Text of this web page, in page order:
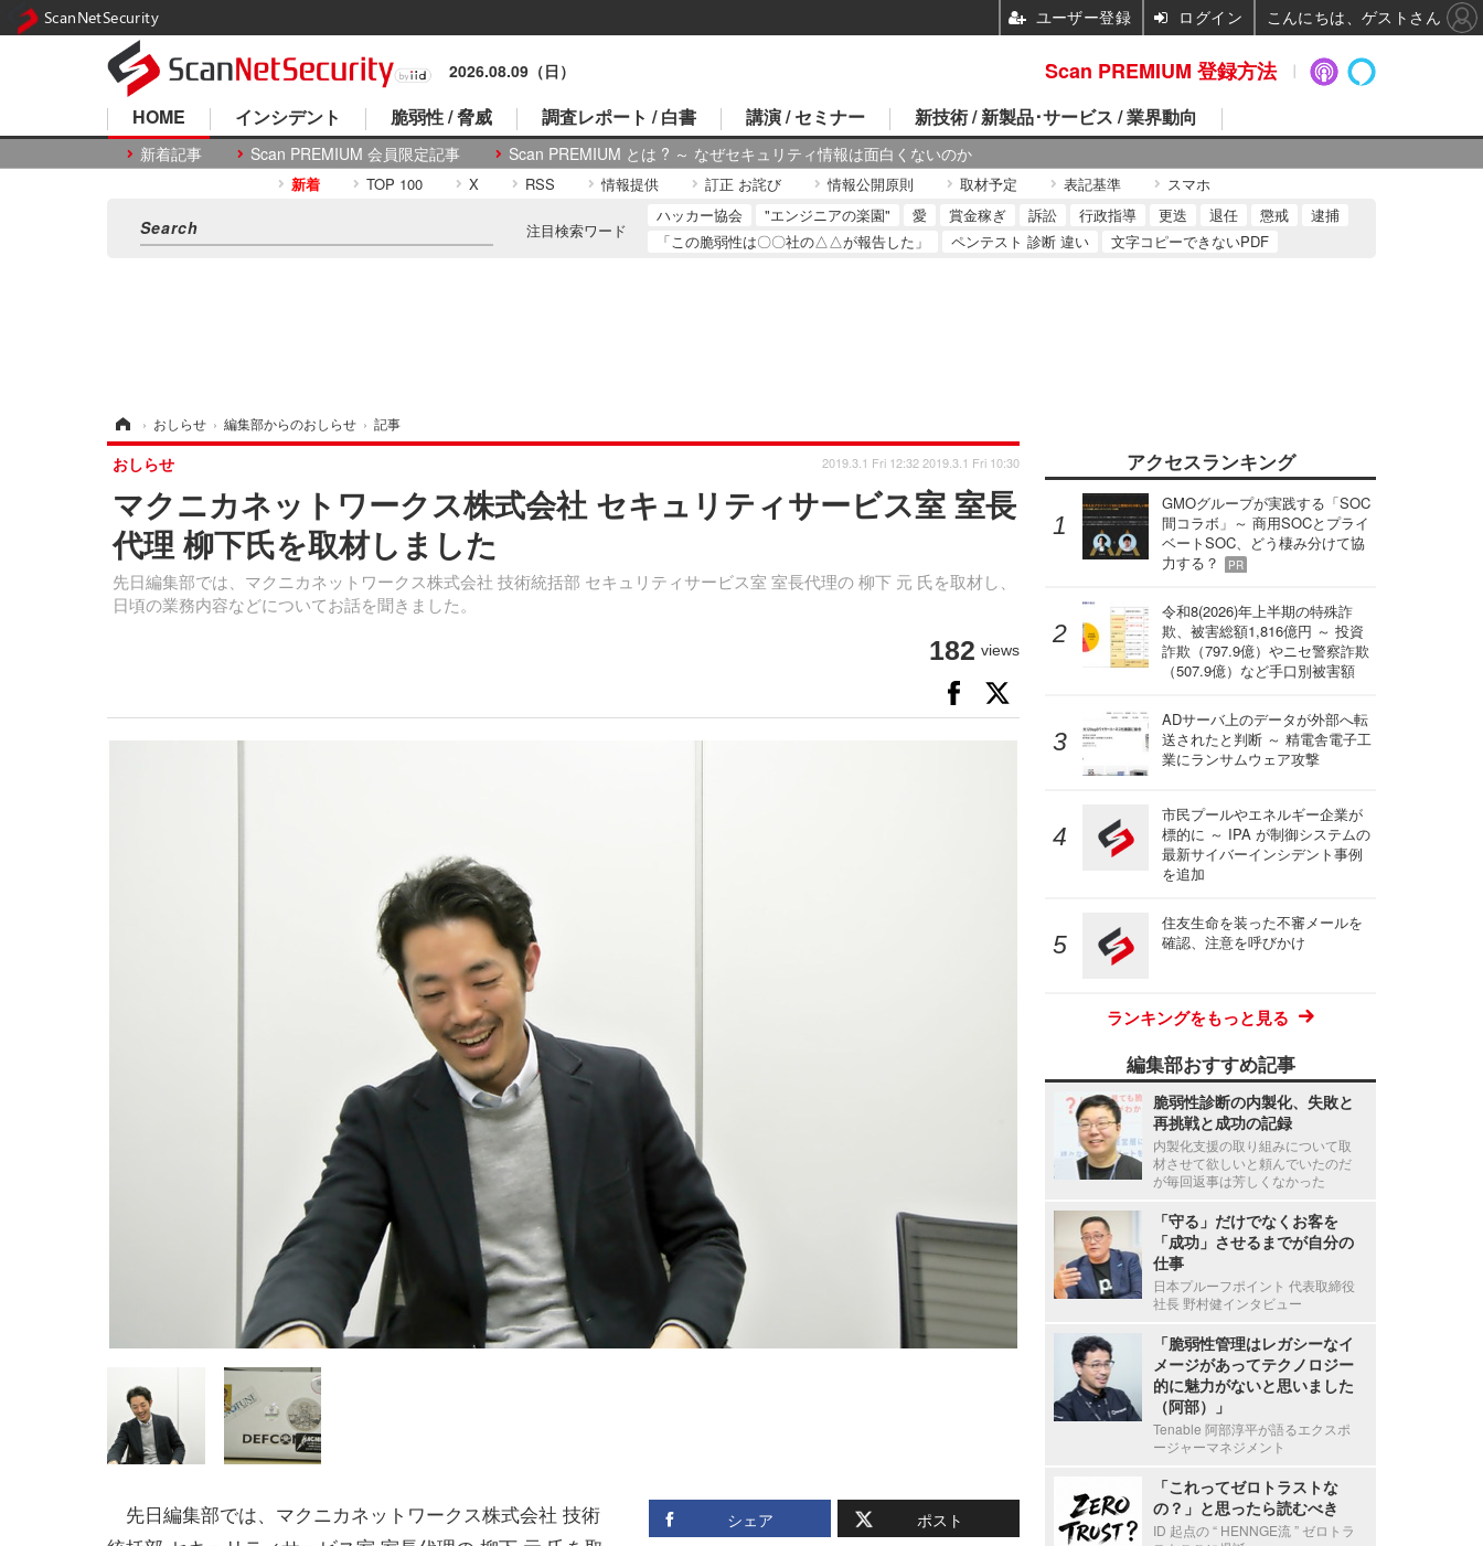
2026.08.09（日）
HOME
新着記事 Scan PREMIUM 会員限定記事 Scan PREMIUM とは ? ～ なぜセキュリティ情報は面白くないのか
インシデント 脆弱性 / 脅威 調査レポート / 白書 講演 / セミナー 新技術 / 新製品･サービス / 業界動向
新着 TOP 100 X RSS 情報提供 訂正 お詫び 情報公開原則 取材予定 表記基準 スマホ
注目検索ワード
ハッカー協会 "エンジニアの楽園" 愛 賞金稼ぎ 訴訟 行政指導 更迭 退任 懲戒
逮捕
「この脆弱性は〇〇社の△△が報告した」
ペンテスト 診断 違い 文字コピーできないPDF
› おしらせ › 編集部からのおしらせ › 記事
マクニカネットワークス株式会社 セキュリティサービス室 室長
代理 柳下氏を取材しました
先日編集部では、マクニカネットワークス株式会社 技術統括部 セキュリティサービス室 室長代理の 柳下 元 氏を取材し、
日頃の業務内容などについてお話を聞きました。
おしらせ 2019.3.1 Fri 12:32 2019.3.1 Fri 10:30
182 views
シェア ポスト
先日編集部では、マクニカネットワークス株式会社 技術
アクセスランキング
GMOグループが実践する「SOC
間コラボ」～ 商用SOCとプライ
ベートSOC、どう棲み分けて協
力する？
PR
令和8(2026)年上半期の特殊詐
欺、被害総額1,816億円 ～ 投資
詐欺（797.9億）やニセ警察詐欺
（507.9億）など手口別被害額
ADサーバ上のデータが外部へ転
送されたと判断 ～ 精電舎電子工
業にランサムウェア攻撃
市民プールやエネルギー企業が
標的に ～ IPA が制御システムの
最新サイバーインシデント事例
を追加
住友生命を装った不審メールを
確認、注意を呼びかけ
ランキングをもっと見る
編集部おすすめ記事
脆弱性診断の内製化、失敗と
再挑戦と成功の記録
内製化支援の取り組みについて取
材させて欲しいと頼んでいたのだ
が毎回返事は芳しくなかった
「守る」だけでなくお客を
「成功」させるまでが自分の
仕事
日本プルーフポイント 代表取締役
社長 野村健インタビュー
「脆弱性管理はレガシーなイ
メージがあってテクノロジー
的に魅力がないと思いました
（阿部）」
Tenable 阿部淳平が語るエクスポ
ージャーマネジメント
「これってゼロトラストな
の？」と思ったら読むべき
ID 起点の “ HENNGE流 ” ゼロトラ
Scan PREMIUM 登録方法
ScanNetSecurity ユーザー登録 ログイン こんにちは、ゲストさん